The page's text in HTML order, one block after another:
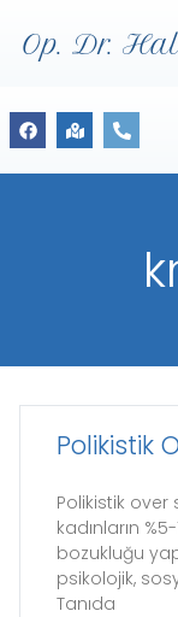
Op. Dr.
Polikistik
Polikistik over
kadınların
bozukluğu
psikolojik,
Tanıda